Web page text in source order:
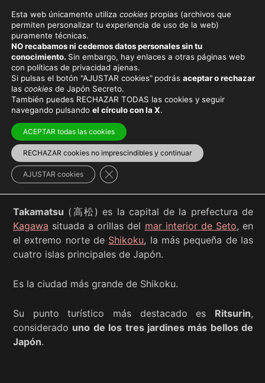
TAKAMATSU
Viaja con el mejor seguro y
Shikoku > Kagawa
Takamatsu (高松) es la capital de la prefectura de
Kagawa situada a orillas del mar interior de Seto, en
el extremo norte de Shikoku, la más pequeña de las
cuatro islas principales de Japón.
Es la ciudad más grande de Shikoku.
Su punto turístico más destacado es Ritsurin,
considerado uno de los tres jardines más bellos de
Japón.
Esta web únicamente utiliza cookies propias (archivos que
permiten personalizar tu experiencia de uso de la web)
puramente técnicas.
NO recabamos ni cedemos datos personales sin tu
conocimiento. Sin embargo, hay enlaces a otras páginas web
con políticas de privacidad ajenas.
Si pulsas el botón "AJUSTAR cookies" podrás aceptar o rechazar
las cookies de Japón Secreto.
También puedes RECHAZAR TODAS las cookies y seguir
navegando pulsando el círculo con la X.
ACEPTAR todas las cookies
RECHAZAR cookies no imprescindibles y continuar
AJUSTAR cookies Cerrar el banner de cookies RGPD